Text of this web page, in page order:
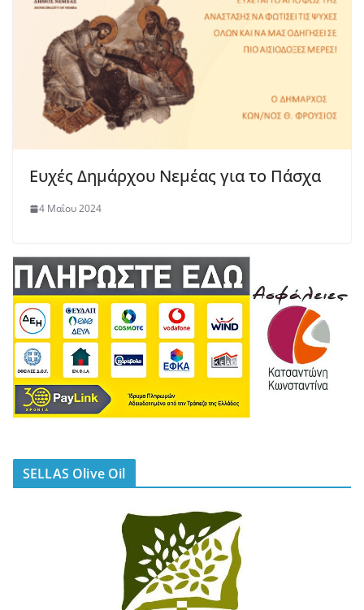
Ευχές Δημάρχου Νεμέας για το Πάσχα
4 Μαΐου 2024
SELLAS Olive Oil